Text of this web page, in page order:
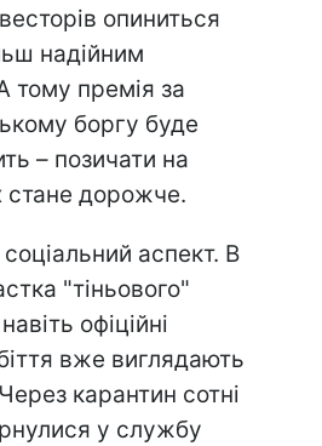
опиниться
надійним
тому премія за
боргу буде
– позичати на
стане дорожче.
аспект. В
"тіньового"
офіційні
вже виглядають
карантин сотні
у службу